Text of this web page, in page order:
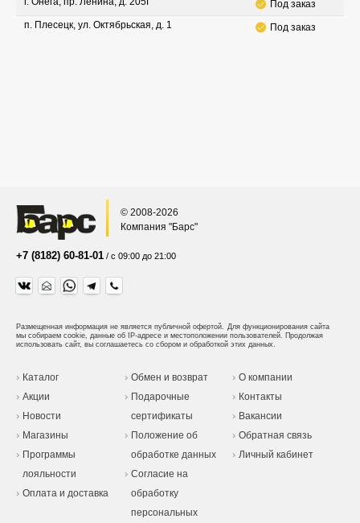
Под заказ
п. Плесецк, ул. Октябрьская, д. 1
Под заказ
© 2008-2026
Компания "Барс"
+7 (8182) 60-81-01 / с 09:00 до 21:00
Размещенная информация не является публичной офертой. Для функционирования сайта
мы собираем cookie, данные об IP-адресе и местоположении пользователей. Продолжая
использовать сайт, вы соглашаетесь со сбором и обработкой этих данных.
Каталог
Акции
Новости
Магазины
Программы
лояльности
Оплата и доставка
Обмен и возврат
Подарочные
сертификаты
Положение об
обработке данных
Согласие на
обработку
персональных
О компании
Контакты
Вакансии
Обратная связь
Личный кабинет